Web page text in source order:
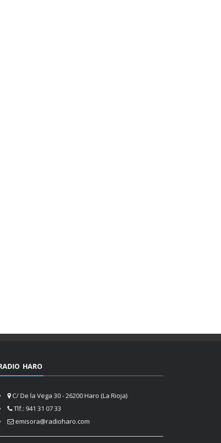
HARO
C/ De la Vega 30 - 26200 Haro (La Rioja)
Tlf.: 941 31 07 33
emisora@radioharo.com